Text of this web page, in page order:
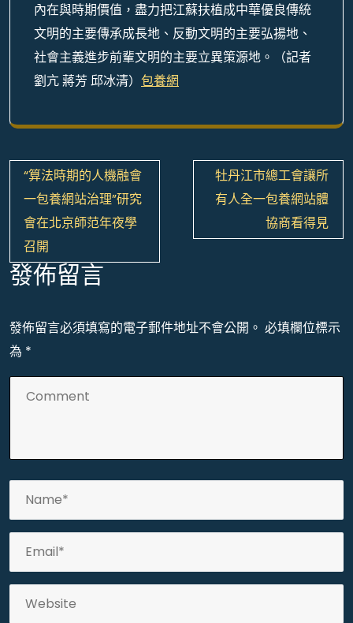
內在與時期價值，盡力把江蘇扶植成中華優良傳統
文明的主要傳承成長地、反動文明的主要弘揚地、
社會主義進步前輩文明的主要立異策源地。
（記者
劉亢 蔣芳 邱冰清） 包養網
文
章
導
覽
“算法時期的人機融會
一包養網站治理”研究
會在北京師范年夜學
召開
牡丹江市總工會讓所
有人全一包養網站體
協商看得見
發佈留言
發佈留言必須填寫的電子郵件地址不會公開。 必填欄位標示
為 *